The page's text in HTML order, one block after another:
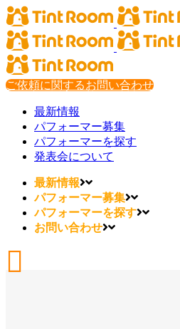
ご依頼に関するお問い合わせ
最新情報
パフォーマー募集
パフォーマーを探す
発表会について
最新情報
パフォーマー募集
パフォーマーを探す
お問い合わせ